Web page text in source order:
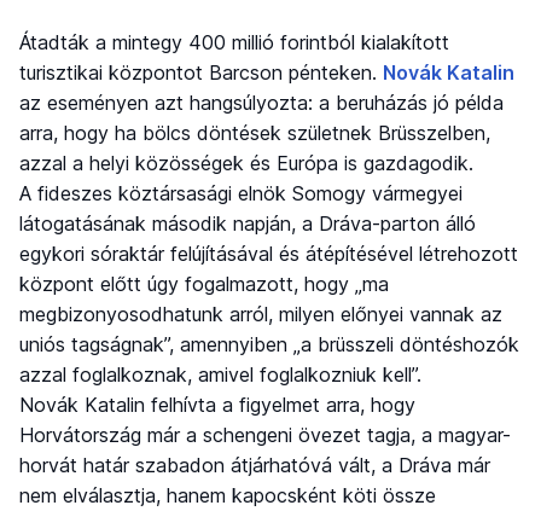
Átadták a mintegy 400 millió forintból kialakított
turisztikai központot Barcson pénteken. Novák Katalin
az eseményen azt hangsúlyozta: a beruházás jó példa
arra, hogy ha bölcs döntések születnek Brüsszelben,
azzal a helyi közösségek és Európa is gazdagodik.
A fideszes köztársasági elnök Somogy vármegyei
látogatásának második napján, a Dráva-parton álló
egykori sóraktár felújításával és átépítésével létrehozott
központ előtt úgy fogalmazott, hogy „ma
megbizonyosodhatunk arról, milyen előnyei vannak az
uniós tagságnak”, amennyiben „a brüsszeli döntéshozók
azzal foglalkoznak, amivel foglalkozniuk kell”.
Novák Katalin felhívta a figyelmet arra, hogy
Horvátország már a schengeni övezet tagja, a magyar-
horvát határ szabadon átjárhatóvá vált, a Dráva már
nem elválasztja, hanem kapocsként köti össze